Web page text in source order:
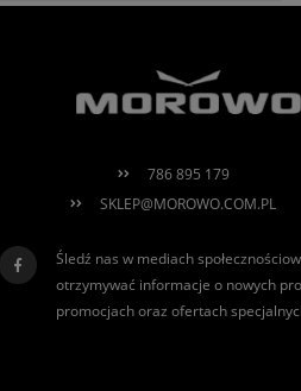
oceniłeś naszą pracę. Mamy
Morowo Team
786 895 179
SKLEP@MOROWO.COM.PL
Śledź nas w mediach
otrzymywać informacje o nowych
promocjach oraz ofertach